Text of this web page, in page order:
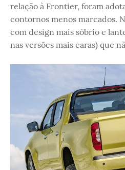
relação à Frontier, foram
contornos menos marcados.
com design mais sóbrio e
nas versões mais caras) que